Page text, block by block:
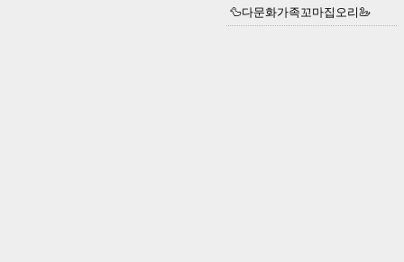
🦆다문화가족꼬마집오리🦢